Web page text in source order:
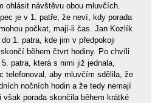
ohlásit návštěvu obou mluvčích.
je v 1. patře, že neví, kdy porada
počkat, mají-li čas. Jan Kozlík
1. patra, kde jim v předpokoji
během čtvrt hodiny. Po chvíli
patra, která s nimi již jednala,
telefonoval, aby mluvčím sdělila, že
nočních hodin a že tedy nemají
porada skončila během krátké